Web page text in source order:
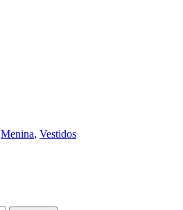
Menina, Vestidos